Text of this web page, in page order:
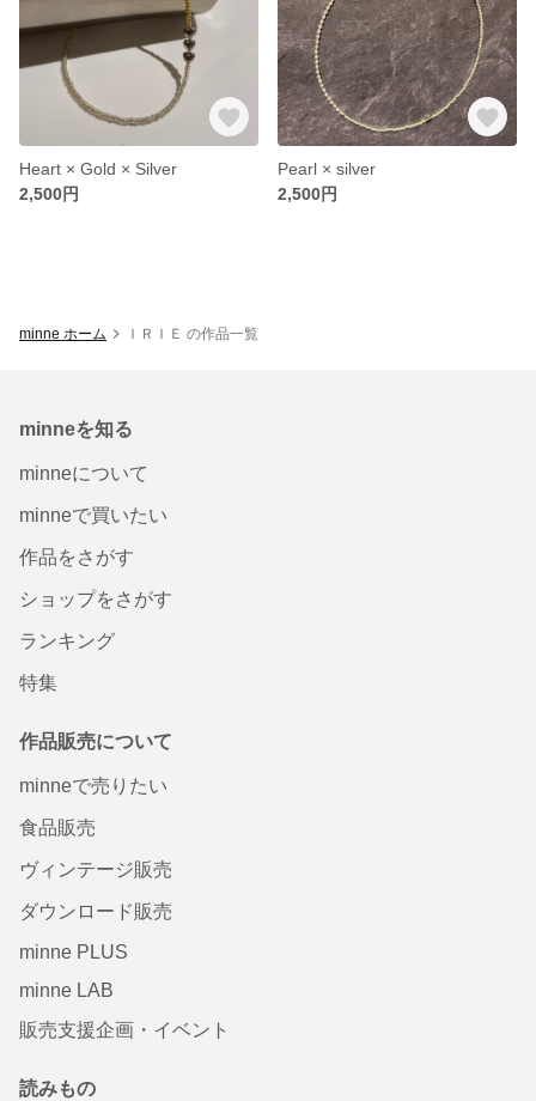
Heart × Gold × Silver
2,500円
Pearl × silver
2,500円
minne ホーム ＩＲＩＥ の作品一覧
minneを知る
minneについて
minneで買いたい
作品をさがす
ショップをさがす
ランキング
特集
作品販売について
minneで売りたい
食品販売
ヴィンテージ販売
ダウンロード販売
minne PLUS
minne LAB
販売支援企画・イベント
読みもの